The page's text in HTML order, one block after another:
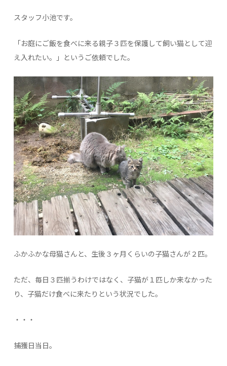
スタッフ小池です。
「お庭にご飯を食べに来る親子３匹を保護して飼い猫として迎
え入れたい。」というご依頼でした。
ふかふかな母猫さんと、生後３ヶ月くらいの子猫さんが２匹。
ただ、毎日３匹揃うわけではなく、子猫が１匹しか来なかった
り、子猫だけ食べに来たりという状況でした。
・・・
捕獲日当日。